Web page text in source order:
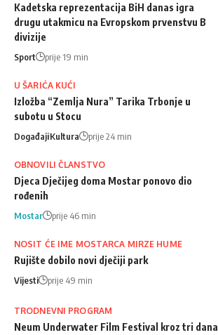
Kadetska reprezentacija BiH danas igra
drugu utakmicu na Evropskom prvenstvu B
divizije
Sport prije 19 min
U ŠARIĆA KUĆI
Izložba “Zemlja Nura” Tarika Trbonje u
subotu u Stocu
DogađajiKultura prije 24 min
OBNOVILI ČLANSTVO
Djeca Dječijeg doma Mostar ponovo dio
rođenih
Mostar prije 46 min
NOSIT ĆE IME MOSTARCA MIRZE HUME
Rujište dobilo novi dječiji park
Vijesti prije 49 min
TRODNEVNI PROGRAM
Neum Underwater Film Festival kroz tri dana